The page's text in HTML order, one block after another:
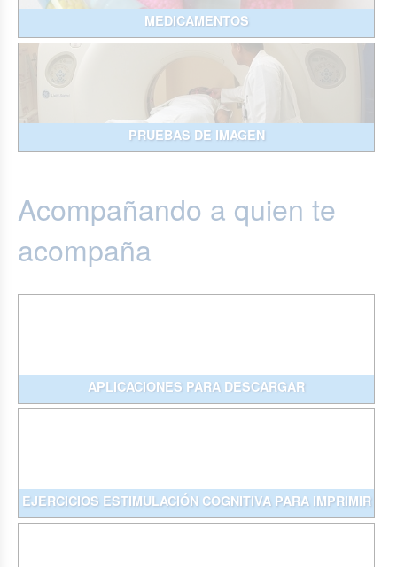
MEDICAMENTOS
PRUEBAS DE IMAGEN
Acompañando a quien te
acompaña
APLICACIONES PARA DESCARGAR
EJERCICIOS ESTIMULACIÓN COGNITIVA PARA IMPRIMIR